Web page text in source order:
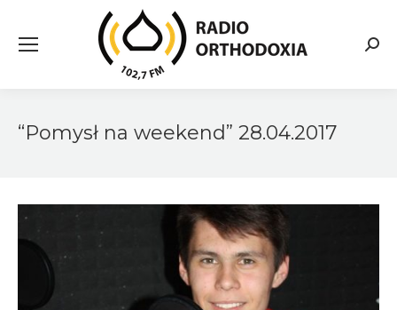
“Pomysł na weekend” 28.04.2017